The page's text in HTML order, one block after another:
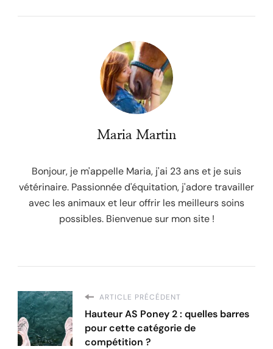
Maria Martin
Bonjour, je m'appelle Maria, j'ai 23 ans et je suis
vétérinaire. Passionnée d'équitation, j'adore travailler
avec les animaux et leur offrir les meilleurs soins
possibles. Bienvenue sur mon site !
ARTICLE PRÉCÉDENT
Hauteur AS Poney 2 : quelles barres
pour cette catégorie de
compétition ?